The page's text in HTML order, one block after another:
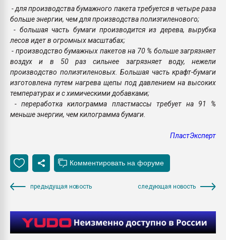
- для производства бумажного пакета требуется в четыре раза
больше энергии, чем для производства полиэтиленового;
- большая часть бумаги производится из дерева, вырубка
лесов идет в огромных масштабах;
- производство бумажных пакетов на 70 % больше загрязняет
воздух и в 50 раз сильнее загрязняет воду, нежели
производство полиэтиленовых. Большая часть крафт-бумаги
изготовлена путем нагрева щепы под давлением на высоких
температурах и с химическими добавками;
- переработка килограмма пластмассы требует на 91 %
меньше энергии, чем килограмма бумаги.
ПластЭксперт
предыдущая новость следующая новость